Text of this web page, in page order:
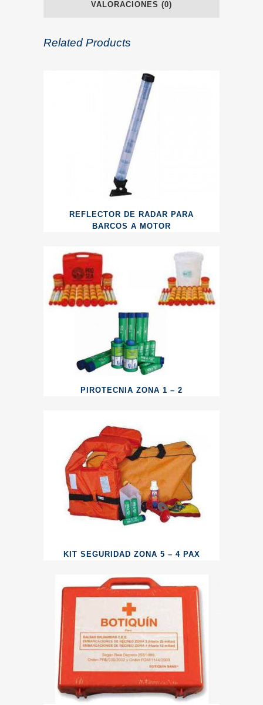
VALORACIONES (0)
Related Products
REFLECTOR DE RADAR PARA
BARCOS A MOTOR
PIROTECNIA ZONA 1 – 2
KIT SEGURIDAD ZONA 5 – 4 PAX